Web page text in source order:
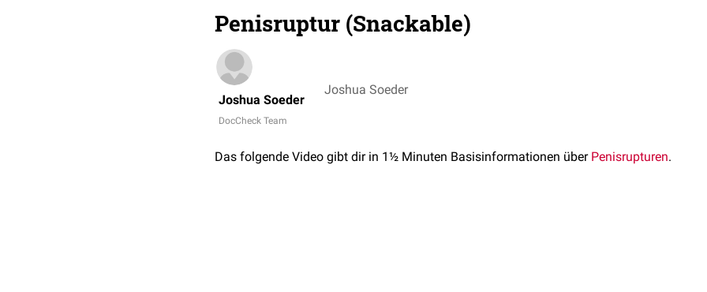
Penisruptur (Snackable)
Joshua Soeder
DocCheck Team
Joshua Soeder
Das folgende Video gibt dir in 1½ Minuten Basisinformationen über Penisrupturen.